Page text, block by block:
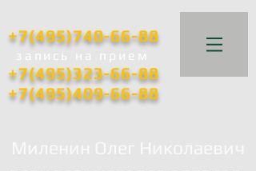
+7(495)740-66-88
запись на прием
+7(495)323-66-88
+7(495)409-66-88